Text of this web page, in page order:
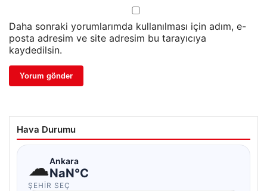
Daha sonraki yorumlarımda kullanılması için adım, e-
posta adresim ve site adresim bu tarayıcıya
kaydedilsin.
Hava Durumu
☁Ankara
NaN°C
ŞEHIR SEÇ